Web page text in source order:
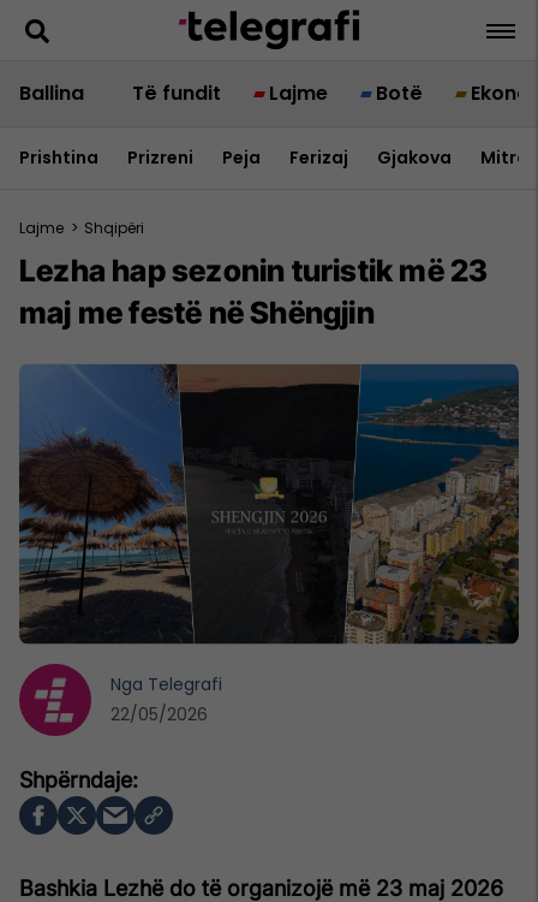
Ballina Të fundit Lajme Botë
Prishtina Prizreni Peja Ferizaj Gjakova
Lajme > Shqipëri
Lezha hap sezonin turistik më 23
maj me festë në Shëngjin
Bashkia Lezhë do të organizojë më 23 maj 2026
Nga Telegrafi
22/05/2026